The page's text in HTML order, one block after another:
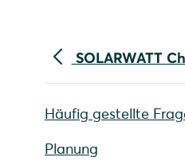
SOLARWATT
Häufig gestellte
Planung